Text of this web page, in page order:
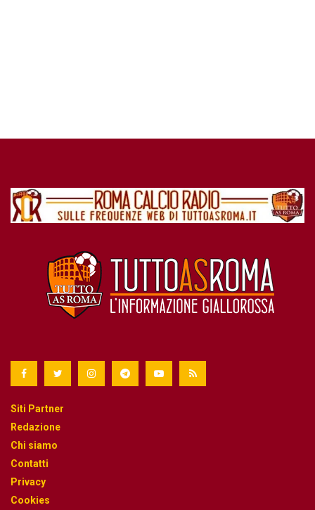
Siti Partner
Redazione
Chi siamo
Contatti
Privacy
Cookies